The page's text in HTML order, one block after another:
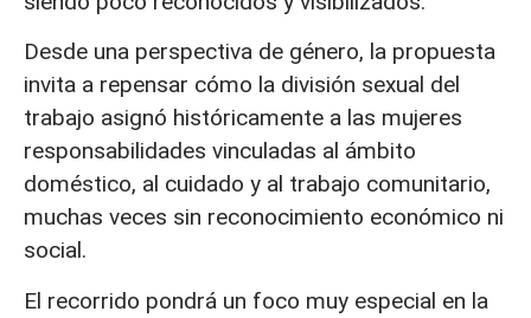
Desde una perspectiva de género, la propuesta
invita a repensar cómo la división sexual del
trabajo asignó históricamente a las mujeres
responsabilidades vinculadas al ámbito
doméstico, al cuidado y al trabajo comunitario,
muchas veces sin reconocimiento económico ni
social.
El recorrido pondrá un foco muy especial en la